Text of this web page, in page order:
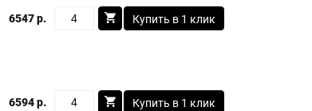
6547 р. Купить в 1 клик
6594 р. Купить в 1 клик